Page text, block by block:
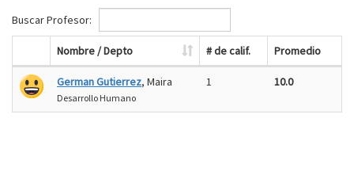
Buscar Profesor:
Nombre / Depto # de calif. Promedio
German Gutierrez, Maira
Desarrollo Humano
1 10.0